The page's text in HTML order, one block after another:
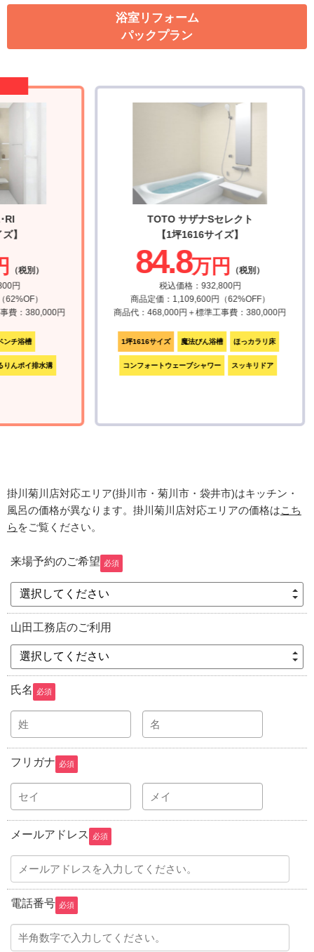
浴室リフォーム
パックプラン
】
（税別）
円
）
：380,000円
チ浴槽
んポイ排水溝
TOTO サザナSセレクト
【1坪1616サイズ】
84.8万円（税別）
税込価格：932,800円
商品定価：1,109,600円（62%OFF）
商品代：468,000円＋標準工事費：380,000円
1坪1616サイズ 魔法びん浴槽 ほっカラリ床
コンフォートウェーブシャワー スッキリドア
掛川菊川店対応エリア(掛川市・菊川市・袋井市)はキッチン・
風呂の価格が異なります。 掛川菊川店対応エリアの価格はこち
ら をご覧ください。
来場予約のご希望 必須
選択してください
山田工務店のご利用
選択してください
氏名 必須
フリガナ 必須
メールアドレス 必須
電話番号 必須